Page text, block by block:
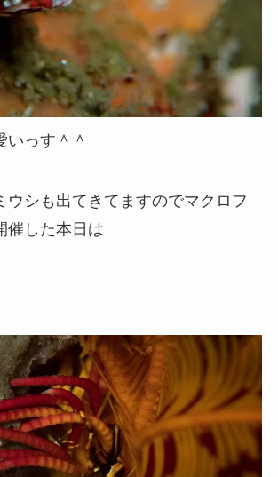
いっす＾＾
ウシも出てきてますのでマクロフ
催した本日は